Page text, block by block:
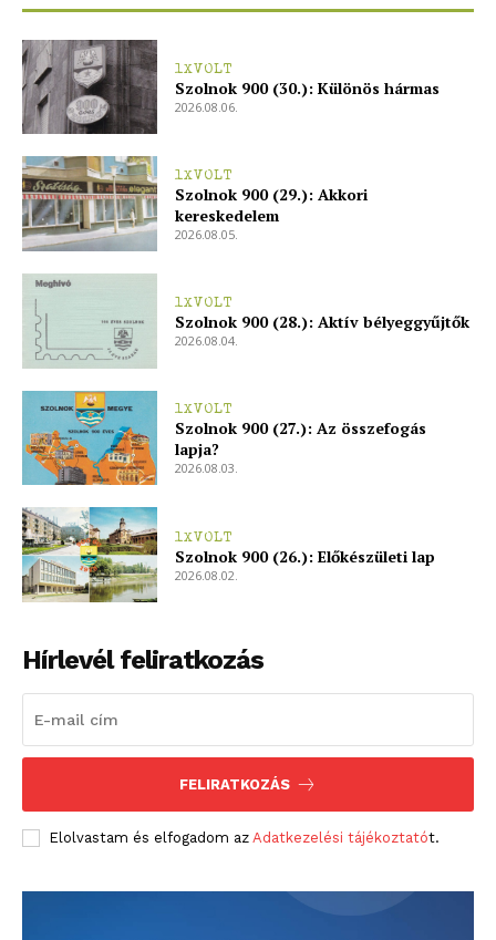
1XVOLT
Szolnok 900 (30.): Különös hármas
2026.08.06.
1XVOLT
Szolnok 900 (29.): Akkori
kereskedelem
2026.08.05.
1XVOLT
Szolnok 900 (28.): Aktív bélyeggyűjtők
2026.08.04.
1XVOLT
Szolnok 900 (27.): Az összefogás
lapja?
2026.08.03.
1XVOLT
Szolnok 900 (26.): Előkészületi lap
2026.08.02.
Hírlevél feliratkozás
FELIRATKOZÁS
Elolvastam és elfogadom az Adatkezelési tájékoztatót.